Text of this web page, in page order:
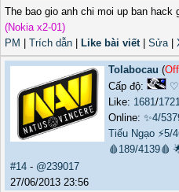
The bao gio anh chi moi up ban hack
(Nokia x2-01)
PM
Trích dẫn Like bài viết| Sửa|
Tolabocau (Off
Cấp độ:
Like: 1681/
Online: ✨4/
Tiếu Ngạo ⚡5/
🩸189/4139🩸
#14 - @239017
27/06/2013 23:56